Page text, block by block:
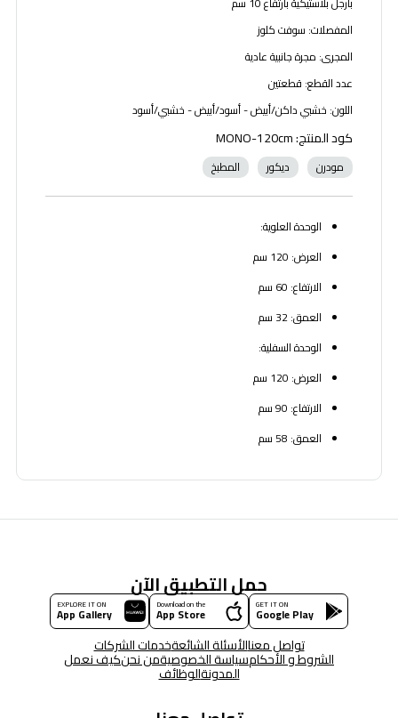
المفصلات: سوفت كلوز
المجرى: مجرة جانبية عادية
عدد القطع: قطعتين
اللون: خشبي داكن/أبيض - أسود/أبيض - خشبي/أسود
كود المنتج: MONO-120cm
مودرن ديكور المطبخ
الوحدة العلوية:
العرض: 120 سم
الارتفاع: 60 سم
العمق: 32 سم
الوحدة السفلية:
العرض: 120 سم
الارتفاع: 90 سم
العمق: 58 سم
حمل التطبيق الآن
GET IT ON
Google Play
Download on the
App Store
EXPLORE IT ON
App Gallery
تواصل معناالأسئلة الشائعةخدمات الشركات
الشروط و الأحكامسياسة الخصوصيةمن نحنكيف نعمل
المدونةالوظائف